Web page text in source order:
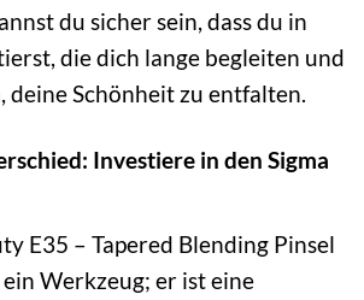
du sicher sein, dass du in
die dich lange begleiten und
deine Schönheit zu entfalten.
Investiere in den Sigma
E35 – Tapered Blending Pinsel
Werkzeug; er ist eine